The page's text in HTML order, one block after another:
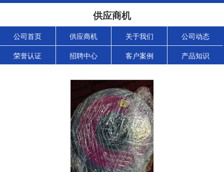
供应商机
公司首页 供应商机 关于我们 公司动态
荣誉认证 招聘中心 客户案例 产品知识